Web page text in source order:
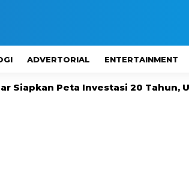
ADVERTORIAL ENTERTAINMENT
Investasi 20 Tahun, UMKM dan